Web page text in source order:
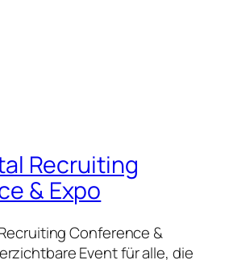
Recruiting
& Expo
Conference &
Event für alle, die